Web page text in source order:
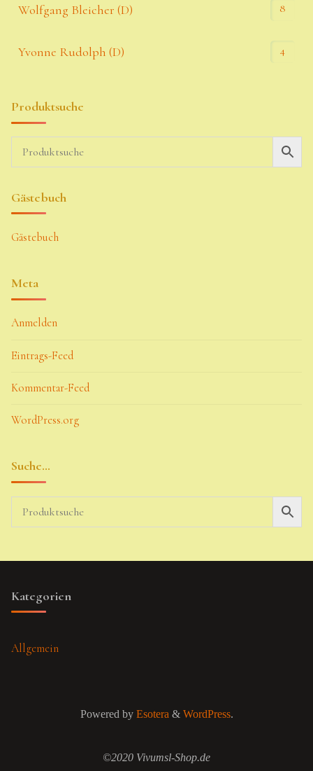
Wolfgang Bleicher (D) 8
Yvonne Rudolph (D) 4
Produktsuche
Gästebuch
Gästebuch
Meta
Anmelden
Eintrags-Feed
Kommentar-Feed
WordPress.org
Suche…
Kategorien
Allgemein
Powered byEsotera& WordPress.
©2020 Vivumsl-Shop.de